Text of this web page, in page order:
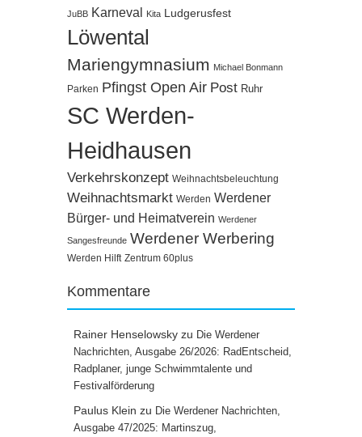
JuBB Karneval Kita Ludgerusfest
Löwental
Mariengymnasium Michael Bonmann
Parken Pfingst Open Air Post Ruhr
SC Werden-
Heidhausen
Verkehrskonzept Weihnachtsbeleuchtung
Weihnachtsmarkt Werden Werdener
Bürger- und Heimatverein Werdener
Sangesfreunde Werdener Werbering
Werden Hilft Zentrum 60plus
Kommentare
Rainer Henselowsky zu Die Werdener
Nachrichten, Ausgabe 26/2026: RadEntscheid,
Radplaner, junge Schwimmtalente und
Festivalförderung
Paulus Klein zu Die Werdener Nachrichten,
Ausgabe 47/2025: Martinszug,